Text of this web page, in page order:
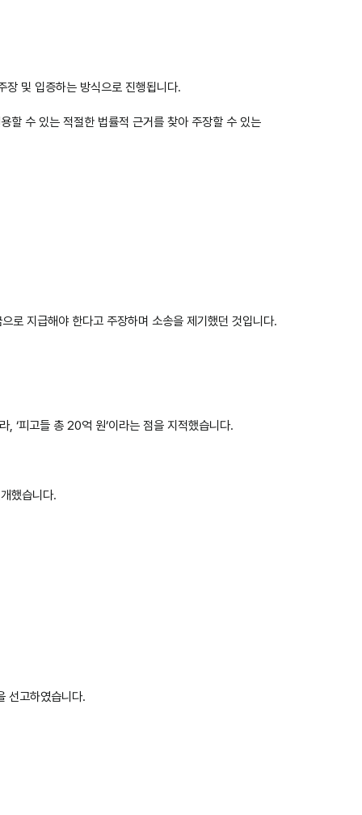
장 및 입증하는 방식으로 진행됩니다.
할 수 있는 적절한 법률적 근거를 찾아 주장할 수 있는
로 지급해야 한다고 주장하며 소송을 제기했던 것입니다.
‘피고들 총 20억 원’이라는 점을 지적했습니다.
했습니다.
선고하였습니다.